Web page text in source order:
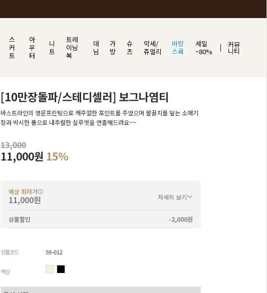
스
커
트
아
우
터
니
트
트레
이닝
복
데
님
가
방
슈
즈
악세/
쥬얼리
바캉
스룩
세일
~80%
커뮤
니티
[10만장돌파/스테디셀러] 보그나염티
바스트라인의 영문프린팅으로 캐주얼한 포인트를 주었으며 팔꿈치를 덮는 소매기
장과 박시한 품으로 내추럴한 실루엣을 연출해드려요~~
13,000
11,000원 15%
예상 최저가
11,000원 자세히 보기
상품할인 -2,000원
상품코드 S9-012
색상